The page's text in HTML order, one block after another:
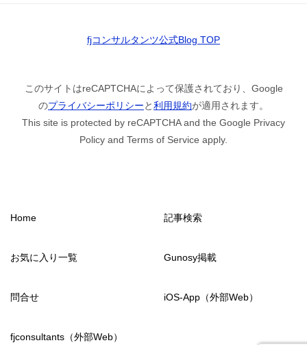
fjコンサルタンツ公式Blog TOP
このサイトはreCAPTCHAによって保護されており、Google
のプライバシーポリシーと利用規約が適用されます。
This site is protected by reCAPTCHA and the Google Privacy
Policy and Terms of Service apply.
Home 記事検索
お気に入り一覧 Gunosy掲載
問合せ iOS-App（外部Web）
fjconsultants（外部Web）